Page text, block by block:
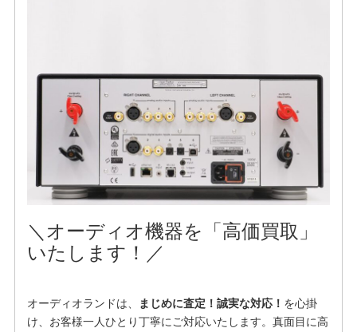
＼オーディオ機器を「高価買取」
いたします！／
オーディオランドは、 まじめに査定！誠実な対応！ を⼼掛
け、お客様⼀⼈ひとり丁寧にご対応いたします。真面目に高